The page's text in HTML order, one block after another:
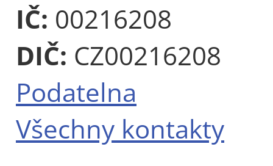
IČ: 00216208
DIČ: CZ00216208
Podatelna
Všechny kontakty